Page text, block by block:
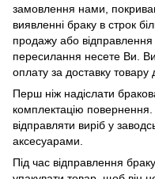
замовлення нами,
виявленні браку в строк
продажу або
пересилання несете Ви.
оплату за доставку товару
Перш ніж надіслати
комплектацію повернення.
відправляти виріб у
аксесуарами.
Під час відправлення